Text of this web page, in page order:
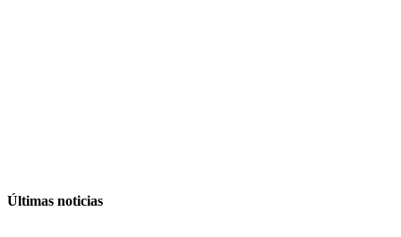
Últimas noticias